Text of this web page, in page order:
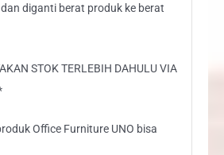
diganti berat produk ke berat
STOK TERLEBIH DAHULU VIA
Office Furniture UNO bisa